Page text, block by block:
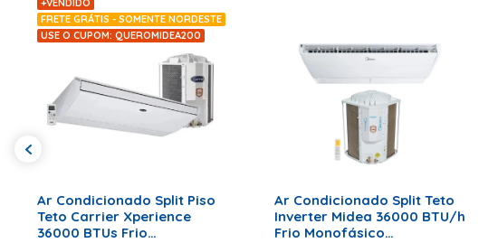
+VENDIDO
FRETE GRÁTIS - SOMENTE NORDESTE
USE O CUPOM: QUEROMIDEA200
Ar Condicionado Split Piso
Teto Carrier Xperience
36000 BTUs Frio
ADICIONAR AO CARRINHO
Ar Condicionado Split Teto
Inverter Midea 36000 BTU/h
Frio Monofásico